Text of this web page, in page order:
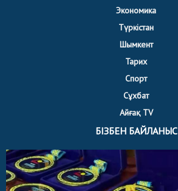
Экономика
Түркістан
Шымкент
Тарих
Спорт
Сұхбат
Айғақ TV
БІЗБЕН БАЙЛАНЫС